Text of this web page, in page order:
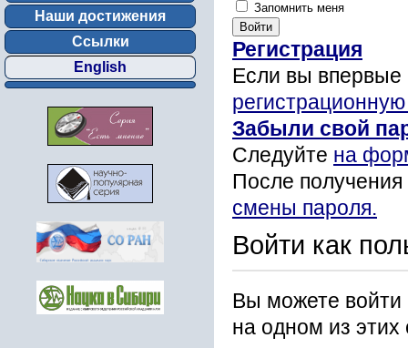
Наши достижения
Ссылки
English
Запомнить меня
Регистрация
Если вы впервые
Забыли свой
Следуйте на
После
смены пароля.
Войти как
Вы можете войти
на одном из этих